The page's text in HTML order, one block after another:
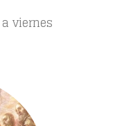
viernes